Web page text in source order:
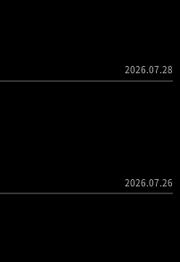
2026.07.28
2026.07.26